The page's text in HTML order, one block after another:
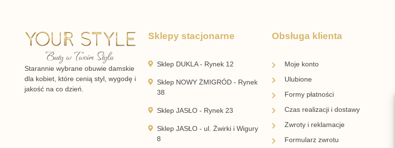
Starannie wybrane obuwie damskie
dla kobiet, które cenią styl, wygodę i
jakość na co dzień.
Sklepy stacjonarne
Sklep DUKLA - Rynek 12
Sklep NOWY ŻMIGRÓD - Rynek
38
Sklep JASŁO - Rynek 23
Sklep JASŁO - ul. Żwirki i Wigury
8
Obsługa klienta
Moje konto
Ulubione
Formy płatności
Czas realizacji i dostawy
Zwroty i reklamacje
Formularz zwrotu